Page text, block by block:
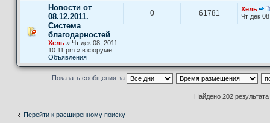
Новости от
08.12.2011.
Система
благодарностей
Хель » Чт дек 08, 2011
10:11 pm » в форуме
Объявления
0 61781
Хель
Чт дек
Показать сообщения за
Найдено 202 результата
Перейти к расширенному поиску